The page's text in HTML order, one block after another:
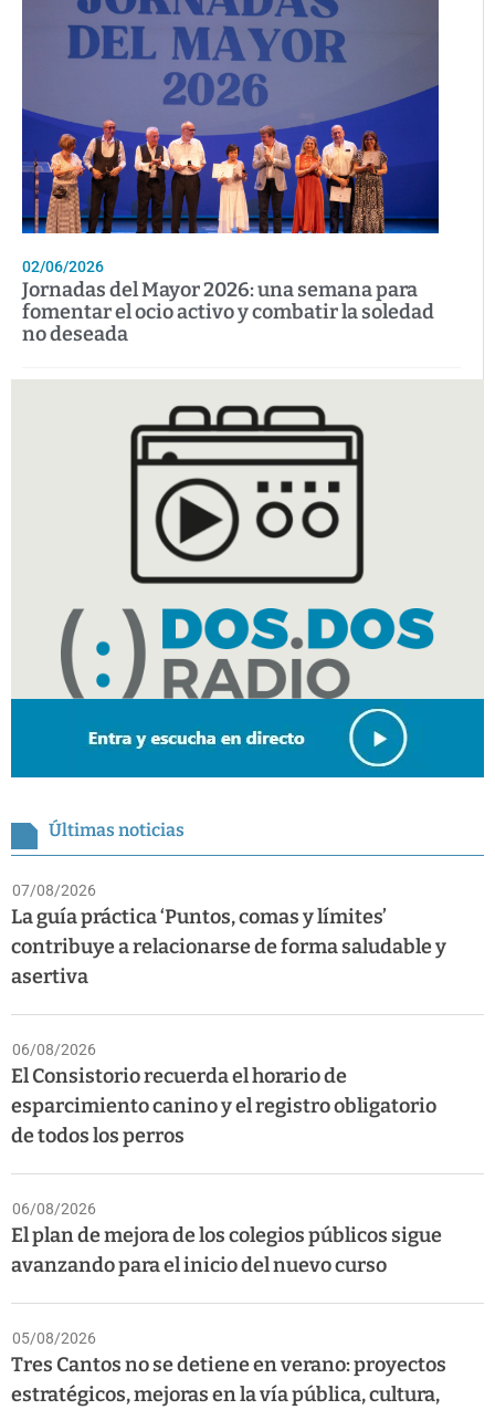
02/06/2026
Jornadas del Mayor 2026: una semana para
fomentar el ocio activo y combatir la soledad
no deseada
Últimas noticias
07/08/2026
La guía práctica ‘Puntos, comas y límites’
contribuye a relacionarse de forma saludable y
asertiva
06/08/2026
El Consistorio recuerda el horario de
esparcimiento canino y el registro obligatorio
de todos los perros
06/08/2026
El plan de mejora de los colegios públicos sigue
avanzando para el inicio del nuevo curso
05/08/2026
Tres Cantos no se detiene en verano: proyectos
estratégicos, mejoras en la vía pública, cultura,